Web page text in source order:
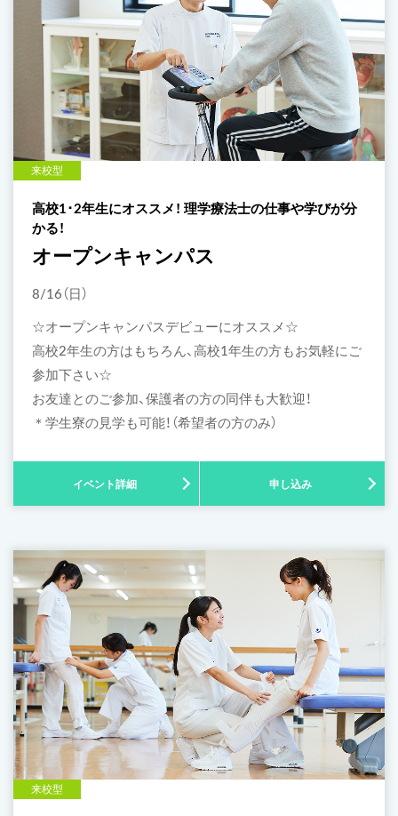
来校型
高校1･2年生にオススメ！ 理学療法士の仕事や学びが分
かる！
オープンキャンパス
8/16（日）
☆オープンキャンパスデビューにオススメ☆
高校2年生の方はもちろん、高校1年生の方もお気軽にご
参加下さい☆
お友達とのご参加、保護者の方の同伴も大歓迎！
＊学生寮の見学も可能！（希望者の方のみ）
イベント詳細 申し込み
来校型